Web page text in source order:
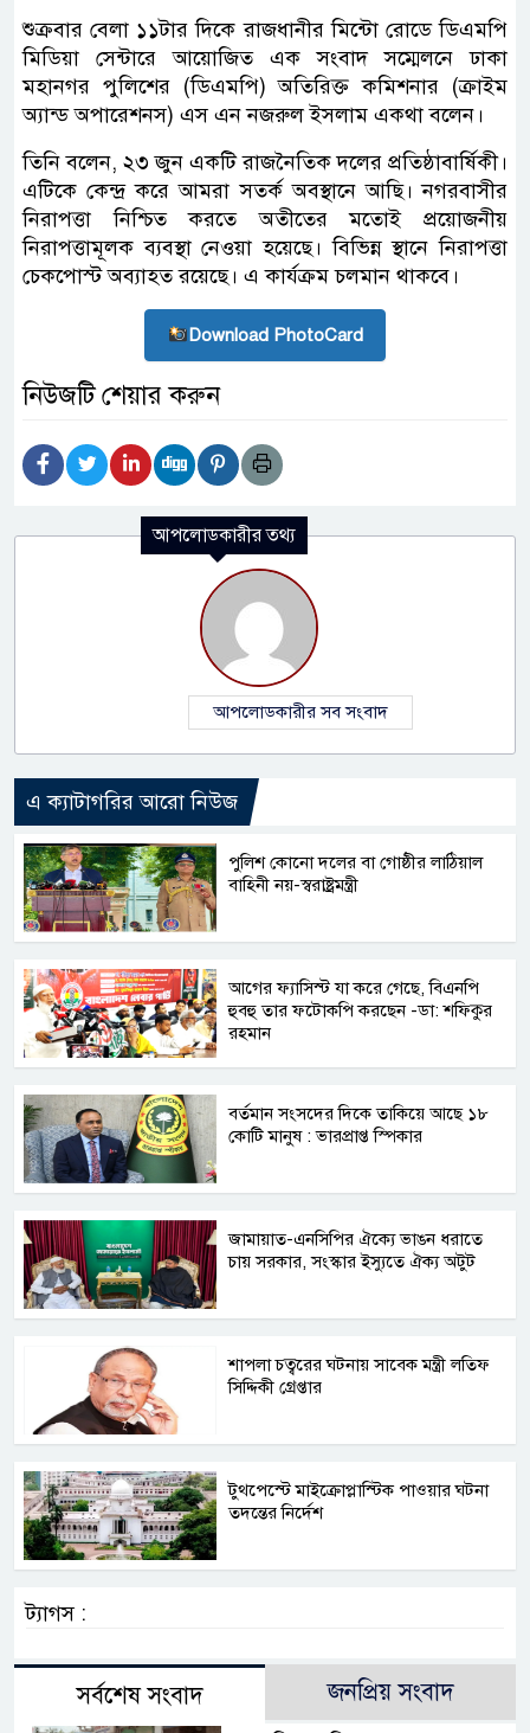
শুক্রবার বেলা ১১টার দিকে রাজধানীর মিন্টো রোডে ডিএমপি
মিডিয়া সেন্টারে আয়োজিত এক সংবাদ সম্মেলনে ঢাকা
মহানগর পুলিশের (ডিএমপি) অতিরিক্ত কমিশনার (ক্রাইম
অ্যান্ড অপারেশনস) এস এন নজরুল ইসলাম একথা বলেন।
তিনি বলেন, ২৩ জুন একটি রাজনৈতিক দলের প্রতিষ্ঠাবার্ষিকী।
এটিকে কেন্দ্র করে আমরা সতর্ক অবস্থানে আছি। নগরবাসীর
নিরাপত্তা নিশ্চিত করতে অতীতের মতোই প্রয়োজনীয়
নিরাপত্তামূলক ব্যবস্থা নেওয়া হয়েছে। বিভিন্ন স্থানে নিরাপত্তা
চেকপোস্ট অব্যাহত রয়েছে। এ কার্যক্রম চলমান থাকবে।
Download PhotoCard
নিউজটি শেয়ার করুন
আপলোডকারীর তথ্য
আপলোডকারীর সব সংবাদ
এ ক্যাটাগরির আরো নিউজ
পুলিশ কোনো দলের বা গোষ্ঠীর লাঠিয়াল
বাহিনী নয়-স্বরাষ্ট্রমন্ত্রী
আগের ফ্যাসিস্ট যা করে গেছে, বিএনপি
হুবহু তার ফটোকপি করছেন -ডা: শফিকুর
রহমান
বর্তমান সংসদের দিকে তাকিয়ে আছে ১৮
কোটি মানুষ : ভারপ্রাপ্ত স্পিকার
জামায়াত-এনসিপির ঐক্যে ভাঙন ধরাতে
চায় সরকার, সংস্কার ইস্যুতে ঐক্য অটুট
শাপলা চত্বরের ঘটনায় সাবেক মন্ত্রী লতিফ
সিদ্দিকী গ্রেপ্তার
টুথপেস্টে মাইক্রোপ্লাস্টিক পাওয়ার ঘটনা
তদন্তের নির্দেশ
ট্যাগস :
সর্বশেষ সংবাদ জনপ্রিয় সংবাদ